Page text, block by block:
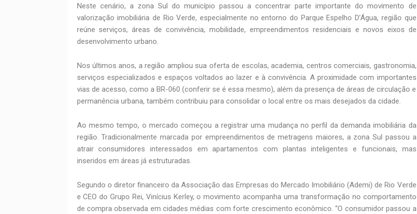
Neste cenário, a zona Sul do município passou a concentrar parte importante do movimento de
valorização imobiliária de Rio Verde, especialmente no entorno do Parque Espelho D’Água, região que
reúne serviços, áreas de convivência, mobilidade, empreendimentos residenciais e novos eixos de
desenvolvimento urbano.
Nos últimos anos, a região ampliou sua oferta de escolas, academia, centros comerciais, gastronomia,
serviços especializados e espaços voltados ao lazer e à convivência. A proximidade com importantes
vias de acesso, como a BR-060 (conferir se é essa mesmo), além da presença de áreas de circulação e
permanência urbana, também contribuiu para consolidar o local entre os mais desejados da cidade.
Ao mesmo tempo, o mercado começou a registrar uma mudança no perfil da demanda imobiliária da
região. Tradicionalmente marcada por empreendimentos de metragens maiores, a zona Sul passou a
atrair consumidores interessados em apartamentos com plantas inteligentes e funcionais, mas
inseridos em áreas já estruturadas.
Segundo o diretor financeiro da Associação das Empresas do Mercado Imobiliário (Ademi) de Rio Verde
e CEO do Grupo Rei, Vinícius Kerley, o movimento acompanha uma transformação no comportamento
de compra observada em cidades médias com forte crescimento econômico. “O consumidor passou a